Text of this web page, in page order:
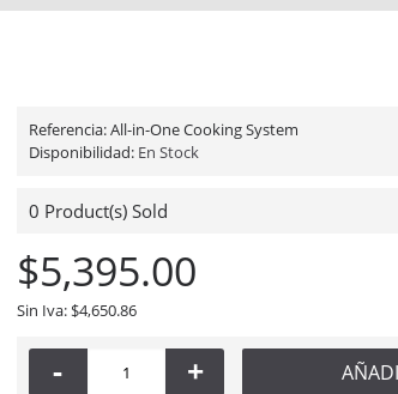
Referencia:All-in-One Cooking System
Disponibilidad: En Stock
0 Product(s) Sold
$5,395.00
Sin Iva: $4,650.86
- +